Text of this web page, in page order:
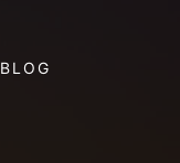
BLOG